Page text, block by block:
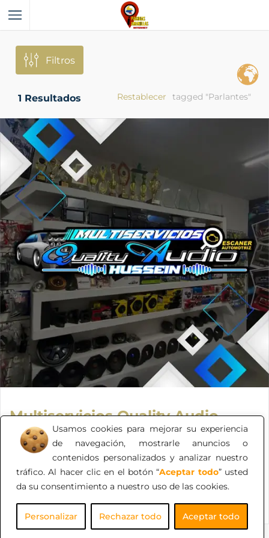
Usamos cookies para mejorar su experiencia
de navegación, mostrarle anuncios o
contenidos personalizados y analizar nuestro
tráfico. Al hacer clic en el botón “Aceptar todo” usted
da su consentimiento a nuestro uso de las cookies.
Personalizar Rechazar todo Aceptar todo
Filtros
1 Resultados tagged "Parlantes"
Restablecer
Multiservicios Quality Audio
Con más de 16 años de experiencia en el sector, nos
especializamos en ofrecer soluciones integrales en
instalación y diseño de equipos de sonido, sistemas
audiovisuales, cámaras de seguridad y sensores de